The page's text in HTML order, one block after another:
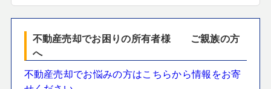
不動産売却でお困りの所有者様 ご親族の方
へ
不動産売却でお悩みの方はこちらから情報をお寄